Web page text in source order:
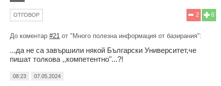
6
2
ОТГОВОР
До коментар #21 от "Много полезна информация от базирания":
...да не са завършили някой Български Университет,че
пишат толкова ,,компетентно"...?!
08:23 07.05.2024